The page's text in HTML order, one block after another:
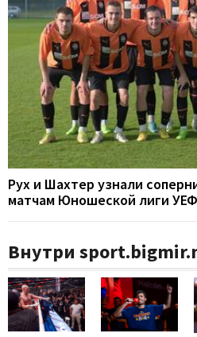
Рух и Шахтер узнали
матчам Юношеской лиги
Внутри